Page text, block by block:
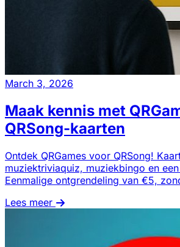
March 3, 2026
Maak kennis met
QRSong-kaarten
Ontdek QRGames voor QRSong!
muziektriviaquiz, muziekbingo en
Eenmalige ontgrendeling van €5,
Lees meer